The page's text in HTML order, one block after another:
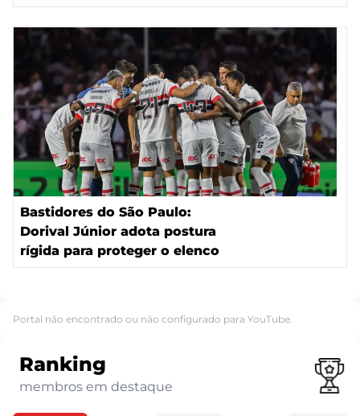
Bastidores do São Paulo:
Dorival Júnior adota postura
rígida para proteger o elenco
Portal não encontrado ou não configurado para YouTube.
Ranking
membros em destaque